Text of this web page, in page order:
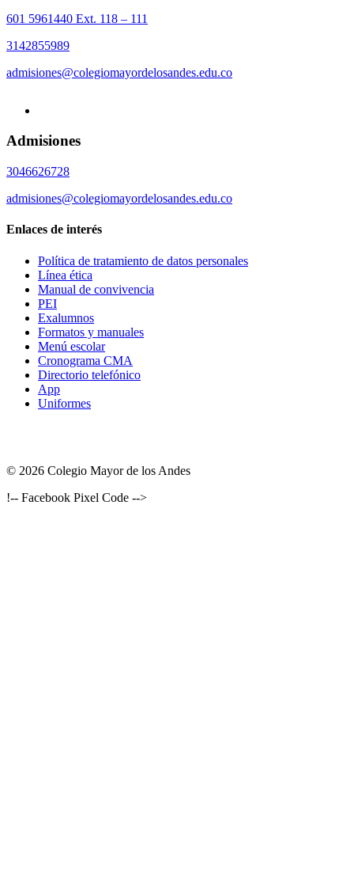
601 5961440 Ext. 118 – 111
3142855989
admisiones@colegiomayordelosandes.edu.co
Admisiones
3046626728
admisiones@colegiomayordelosandes.edu.co
Enlaces de interés
Política de tratamiento de datos personales
Línea ética
Manual de convivencia
PEI
Exalumnos
Formatos y manuales
Menú escolar
Cronograma CMA
Directorio telefónico
App
Uniformes
© 2026 Colegio Mayor de los Andes
!-- Facebook Pixel Code -->